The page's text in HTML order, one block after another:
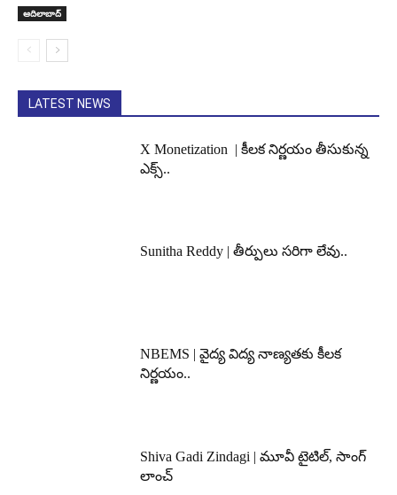
ఆదిలాబాద్
LATEST NEWS
X Monetization | కీలక నిర్ణయం తీసుకున్న
ఎక్స్..
Sunitha Reddy | తీర్పులు సరిగా లేవు..
NBEMS | వైద్య విద్య నాణ్యతకు కీలక
నిర్ణయం..
Shiva Gadi Zindagi | మూవీ టైటిల్, సాంగ్
లాంచ్